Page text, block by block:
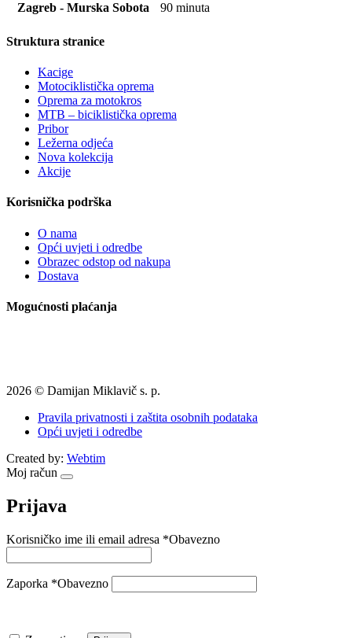
Zagreb - Murska Sobota
90 minuta
Struktura stranice
Kacige
Motociklistička oprema
Oprema za motokros
MTB – biciklistička oprema
Pribor
Ležerna odjeća
Nova kolekcija
Akcije
Korisnička podrška
O nama
Opći uvjeti i odredbe
Obrazec odstop od nakupa
Dostava
Mogućnosti plaćanja
2026 © Damijan Miklavič s. p.
Pravila privatnosti i zaštita osobnih podataka
Opći uvjeti i odredbe
Created by: Webtim
Moj račun
Prijava
Korisničko ime ili email adresa *Obavezno
Zaporka *Obavezno